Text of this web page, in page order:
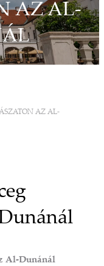
AZ AL-
AZ AL-
Al-Dunánál